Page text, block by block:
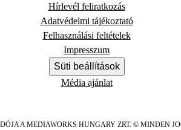
Hírlevél feliratkozás
Adatvédelmi tájékoztató
Felhasználási feltételek
Impresszum
Süti beállítások
Média ajánlat
A MEDIAWORKS HUNGARY ZRT. © MINDEN